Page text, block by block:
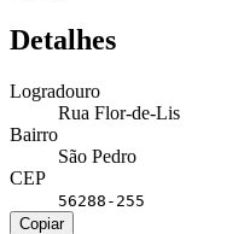
Detalhes
Logradouro
Rua Flor-de-Lis
Bairro
São Pedro
CEP
56288-255
Copiar